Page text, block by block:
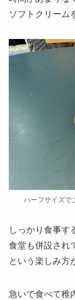
ソフトクリーム
ハーフサイズで
しっかり食事す
食堂も併設さ
という楽しみ方
急いで食べて稚